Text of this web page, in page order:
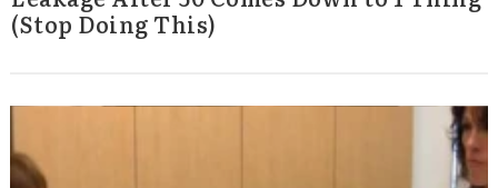
(Stop Doing This)